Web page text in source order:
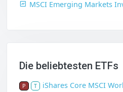
MSCI Emerging Markets
Die beliebtesten ETFs
P T iShares Core MSCI